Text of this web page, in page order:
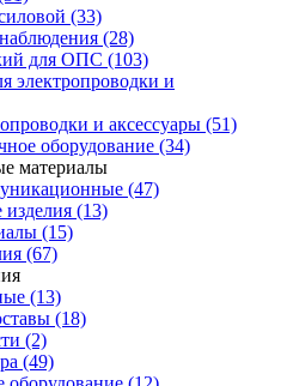
(33)
(28)
для ОПС (103)
электропроводки и
и аксессуары (51)
оборудование (34)
материалы
(47)
(13)
(15)
(67)
(13)
(18)
(2)
(49)